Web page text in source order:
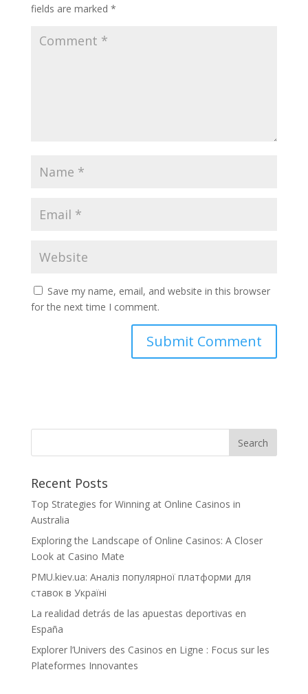
fields are marked *
Save my name, email, and website in this browser
for the next time I comment.
Recent Posts
Top Strategies for Winning at Online Casinos in
Australia
Exploring the Landscape of Online Casinos: A Closer
Look at Casino Mate
PMU.kiev.ua: Аналіз популярної платформи для
ставок в Україні
La realidad detrás de las apuestas deportivas en
España
Explorer l’Univers des Casinos en Ligne : Focus sur les
Plateformes Innovantes